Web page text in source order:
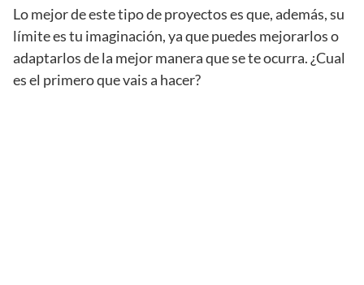
Lo mejor de este tipo de proyectos es que, además, su
límite es tu imaginación, ya que puedes mejorarlos o
adaptarlos de la mejor manera que se te ocurra. ¿Cual
es el primero que vais a hacer?